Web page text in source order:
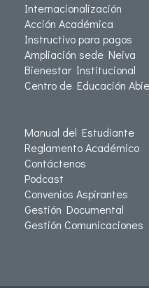
Internacionalización
Acción Académica
Instructivo para pagos
Ampliación sede Neiva
Bienestar Institucional
Centro de Educación
Manual del Estudiante
Reglamento Académico
Contáctenos
Podcast
Convenios Aspirantes
Gestión Documental
Gestión Comunicaciones